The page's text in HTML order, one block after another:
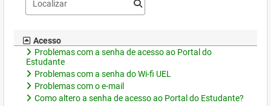
Acesso
Problemas com a senha de acesso ao Portal do
Estudante
Problemas com a senha do Wi-fi UEL
Problemas com o e-mail
Como altero a senha de acesso ao Portal do Estudante?